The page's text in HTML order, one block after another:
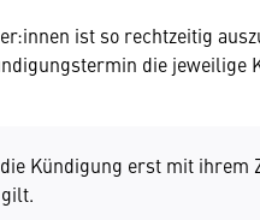
ist so rechtzeitig
die jeweilige
Kündigung erst mit ihrem